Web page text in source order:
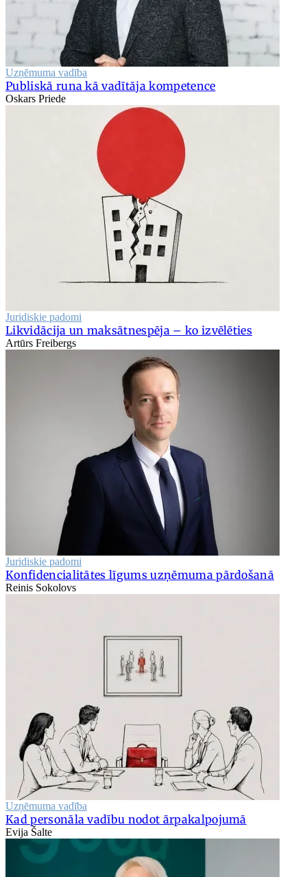
Uzņēmuma vadība
Publiskā runa kā vadītāja kompetence
Oskars Priede
Juridiskie padomi
Likvidācija un maksātnespēja – ko izvēlēties
Artūrs Freibergs
Juridiskie padomi
Konfidencialitātes līgums uzņēmuma pārdošanā
Reinis Sokolovs
Uzņēmuma vadība
Kad personāla vadību nodot ārpakalpojumā
Evija Šalte